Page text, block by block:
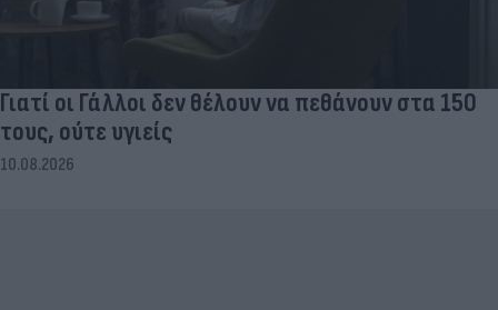
Γιατί οι Γάλλοι δεν θέλουν να πεθάνουν στα 150
τους, ούτε υγιείς
10.08.2026